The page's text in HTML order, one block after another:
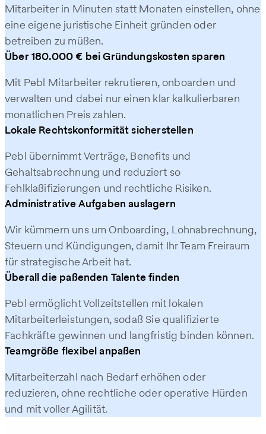
Mitarbeiter in Minuten statt Monaten einstellen, ohne
eine eigene juristische Einheit gründen oder
betreiben zu müssen.
Über 180.000 € bei Gründungskosten sparen
Mit Pebl Mitarbeiter rekrutieren, onboarden und
verwalten und dabei nur einen klar kalkulierbaren
monatlichen Preis zahlen.
Lokale Rechtskonformität sicherstellen
Pebl übernimmt Verträge, Benefits und
Gehaltsabrechnung und reduziert so
Fehlklassifizierungen und rechtliche Risiken.
Administrative Aufgaben auslagern
Wir kümmern uns um Onboarding, Lohnabrechnung,
Steuern und Kündigungen, damit Ihr Team Freiraum
für strategische Arbeit hat.
Überall die passenden Talente finden
Pebl ermöglicht Vollzeitstellen mit lokalen
Mitarbeiterleistungen, sodass Sie qualifizierte
Fachkräfte gewinnen und langfristig binden können.
Teamgröße flexibel anpassen
Mitarbeiterzahl nach Bedarf erhöhen oder
reduzieren, ohne rechtliche oder operative Hürden
und mit voller Agilität.